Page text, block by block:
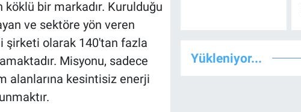
bir markadır. Kurulduğu
ve sektöre yön veren
şirketi olarak 140'tan fazla
Misyonu, sadece
alanlarına kesintisiz enerji
Yükleniyor...